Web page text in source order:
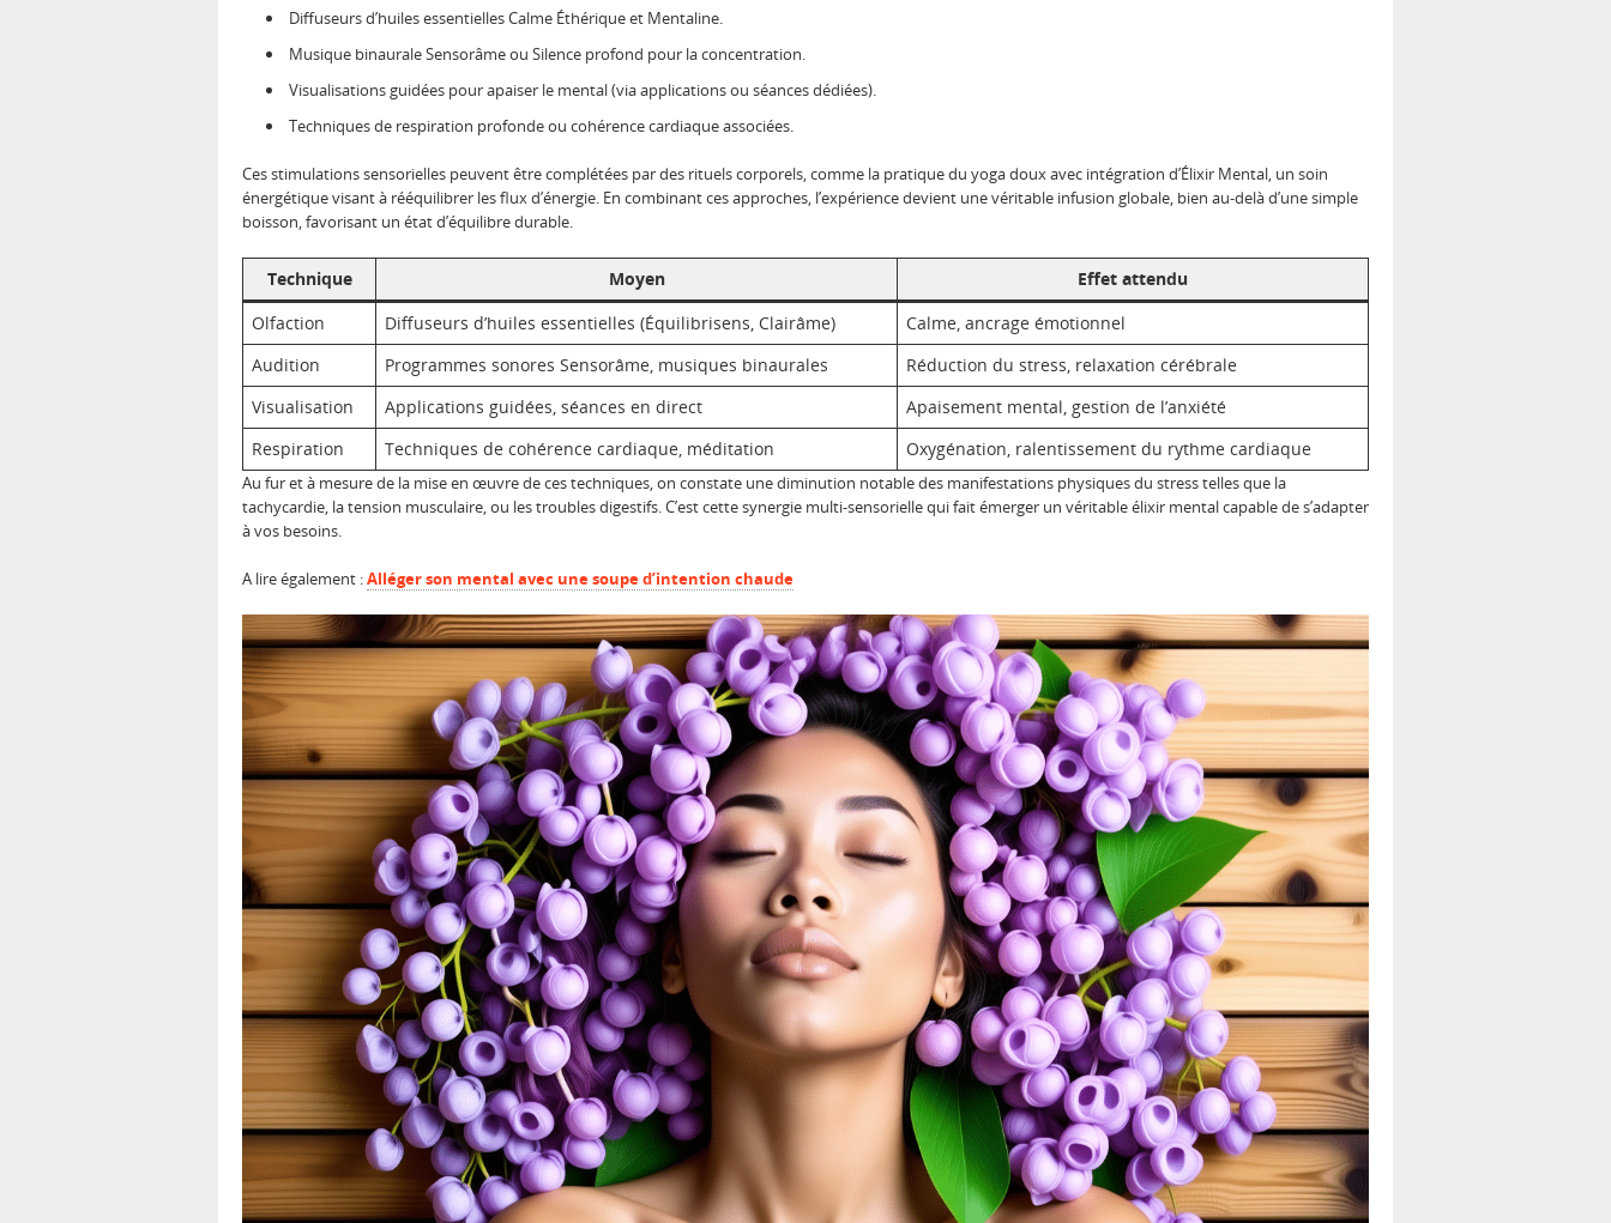
Diffuseurs d’huiles essentielles Calme Éthérique et Mentaline.
Musique binaurale Sensorâme ou Silence profond pour la concentration.
Visualisations guidées pour apaiser le mental (via applications ou séances dédiées).
Techniques de respiration profonde ou cohérence cardiaque associées.
Ces stimulations sensorielles peuvent être complétées par des rituels corporels, comme la pratique du yoga doux avec intégration d’Élixir Mental, un soin
énergétique visant à rééquilibrer les flux d’énergie. En combinant ces approches, l’expérience devient une véritable infusion globale, bien au-delà d’une simple
boisson, favorisant un état d’équilibre durable.
Technique Moyen
Effet attendu
Olfaction
Diffuseurs d’huiles essentielles (Équilibrisens, Clairâme)
Calme, ancrage émotionnel
Audition
Programmes sonores Sensorâme, musiques binaurales
Réduction du stress, relaxation cérébrale
Visualisation
Applications guidées, séances en direct
Apaisement mental, gestion de l’anxiété
Respiration
Techniques de cohérence cardiaque, méditation Oxygénation, ralentissement du rythme cardiaque
Au fur et à mesure de la mise en œuvre de ces techniques, on constate une diminution notable des manifestations physiques du stress telles que la
tachycardie, la tension musculaire, ou les troubles digestifs. C’est cette synergie multi-sensorielle qui fait émerger un véritable élixir mental capable de s’adapter
à vos besoins.
A lire également :Alléger son mental avec une soupe d’intention chaude